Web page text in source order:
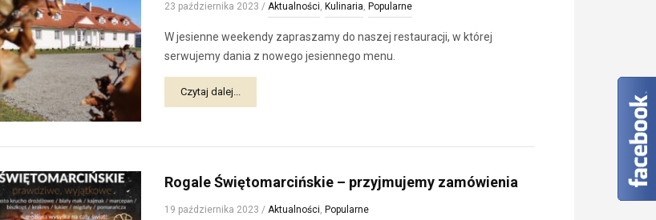
23 października 2023 / Aktualności, Kulinaria, Popularne
W jesienne weekendy zapraszamy do naszej restauracji, w której
serwujemy dania z nowego jesiennego menu.
Czytaj dalej...
Rogale Świętomarcińskie – przyjmujemy zamówienia
19 października 2023 / Aktualności, Popularne